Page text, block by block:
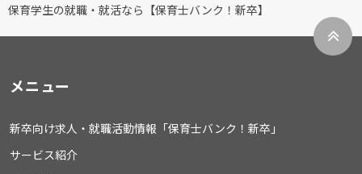
保育学生の就職・就活なら【保育士バンク！新卒】
メニュー
新卒向け求人・就職活動情報「保育士バンク！新卒」
サービス紹介